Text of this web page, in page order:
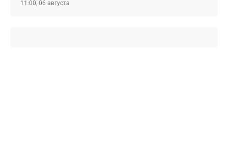
11:00, 06 августа